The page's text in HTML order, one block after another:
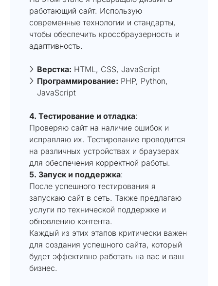
работающий сайт. Использую
современные технологии и стандарты,
чтобы обеспечить кроссбраузерность и
адаптивность.
Верстка: HTML, CSS, JavaScript
Программирование: PHP, Python,
JavaScript
4. Тестирование и отладка:
Проверяю сайт на наличие ошибок и
исправляю их. Тестирование проводится
на различных устройствах и браузерах
для обеспечения корректной работы.
5. Запуск и поддержка:
После успешного тестирования я
запускаю сайт в сеть. Также предлагаю
услуги по технической поддержке и
обновлению контента.
Каждый из этих этапов критически важен
для создания успешного сайта, который
будет эффективно работать на вас и ваш
бизнес.